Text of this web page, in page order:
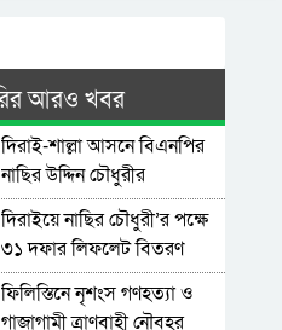
আরও খবর
দিরাই-শাল্লা আসনে বিএনপির
নাছির উদ্দিন চৌধুরীর
মনোনয়নপত্র সংগ্রহ
দিরাইয়ে নাছির চৌধুরী’র পক্ষে
৩১ দফার লিফলেট বিতরণ
ফিলিস্তিনে নৃশংস গণহত্যা ও
গাজাগামী ত্রাণবাহী নৌবহর